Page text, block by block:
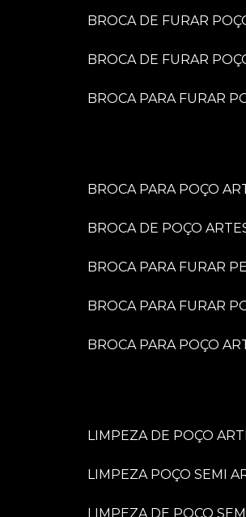
BROCA DE FURAR
BROCA DE FURAR
BROCA PARA FURAR
BROCA PARA POÇO
BROCA DE POÇO
BROCA PARA FURAR
BROCA PARA FURAR
BROCA PARA POÇO
LIMPEZA DE POÇO
LIMPEZA POÇO SEMI
LIMPEZA DE POÇO